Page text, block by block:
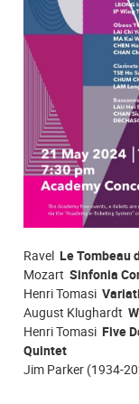
Ravel Le Tombeau
Mozart Sinfonia
Henri Tomasi
August Klughardt
Henri Tomasi Five
Quintet
Jim Parker (1934-